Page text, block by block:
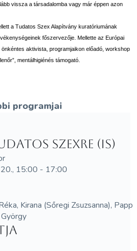
vissza a társadalomba vagy már éppen azon
a Tudatos Szex Alapítvány kuratóriumának
főszervezője. Mellette az Európai
aktivista, programjaikon előadó, workshop
mentálhigiénés támogató.
programjai
Szexre (is)
15:00 - 17:00
Kirana (Sőregi Zsuzsanna), Papp
György